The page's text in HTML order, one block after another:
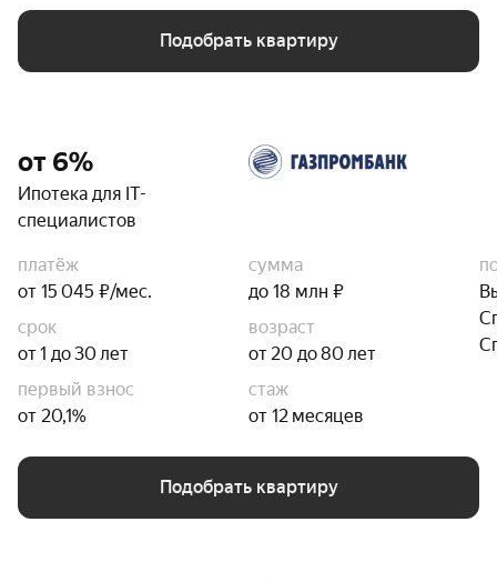
Подобрать квартиру
от 6%
Ипотека для IT-
специалистов
платёж
от 15 045 ₽/мес.
сумма
до 18 млн ₽
срок
от 1 до 30 лет
возраст
от 20 до 80 лет
первый взнос
от 20,1%
стаж
от 12 месяцев
Подобрать квартиру